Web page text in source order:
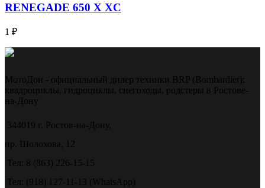
RENEGADE 650 X XC
1 ₽
МотоДон - официальный дилер техники BRP (Bombardier):
квадроциклы, гидроциклы, снегоходы, родстеры в Ростове-
на-Дону
344019 г. Ростов-на-Дону,
пр. Шолохова, 12
Тел: 8 (863) 226-15-15
Тел: (918) 127-11-13 (WhatsApp)